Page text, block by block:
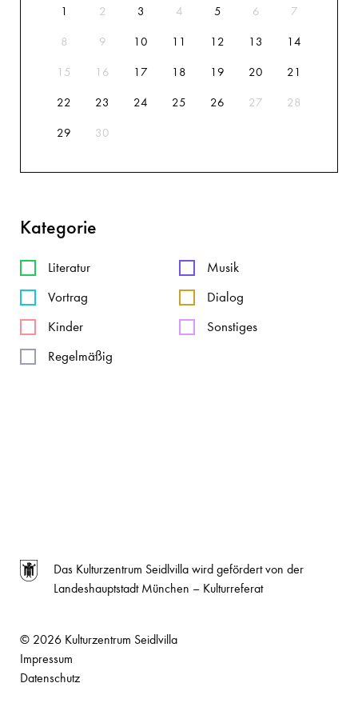
1 2 3 4 5 6 7
8 9 10 11 12 13 14
15 16 17 18 19 20 21
22 23 24 25 26 27 28
29 30
Kategorie
Literatur
Musik
Vortrag
Dialog
Kinder
Sonstiges
Regelmäßig
Das Kulturzentrum Seidlvilla wird gefördert von der
Landeshauptstadt München – Kulturreferat
© 2026 Kulturzentrum Seidlvilla
Impressum
Datenschutz